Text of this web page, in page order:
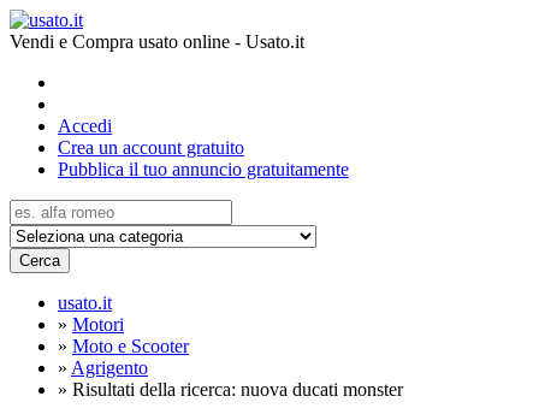
Vendi e Compra usato online - Usato.it
Accedi
Crea un account gratuito
Pubblica il tuo annuncio gratuitamente
Cerca
usato.it
» Motori
» Moto e Scooter
» Agrigento
» Risultati della ricerca: nuova ducati monster